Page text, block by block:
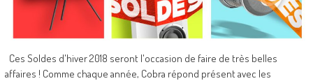
Ces Soldes d'hiver 2018 seront l'occasion de faire de très belles
affaires ! Comme chaque année, Cobra répond présent avec les